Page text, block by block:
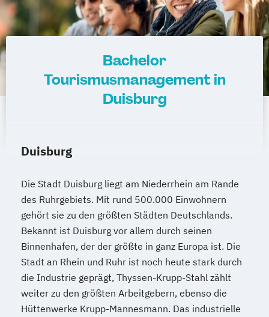
Bachelor
Tourismusmanagement in
Duisburg
Duisburg
Die Stadt Duisburg liegt am Niederrhein am Rande
des Ruhrgebiets. Mit rund 500.000 Einwohnern
gehört sie zu den größten Städten Deutschlands.
Bekannt ist Duisburg vor allem durch seinen
Binnenhafen, der der größte in ganz Europa ist. Die
Stadt an Rhein und Ruhr ist noch heute stark durch
die Industrie geprägt, Thyssen-Krupp-Stahl zählt
weiter zu den größten Arbeitgebern, ebenso die
Hüttenwerke Krupp-Mannesmann. Das industrielle